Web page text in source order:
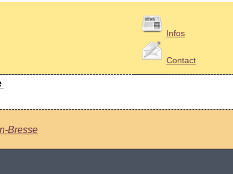
Infos
Contact
Bresse